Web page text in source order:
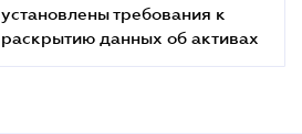
установлены требования к
раскрытию данных об активах